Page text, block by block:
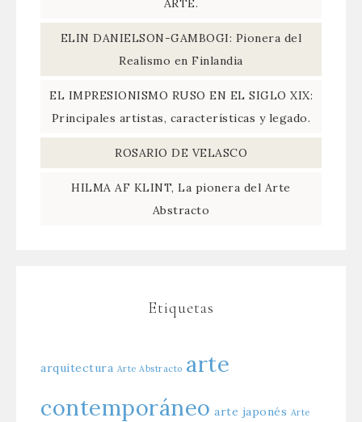
ELIN DANIELSON-GAMBOGI: Pionera del
Realismo en Finlandia
EL IMPRESIONISMO RUSO EN EL SIGLO XIX:
Principales artistas, características y legado.
ROSARIO DE VELASCO
HILMA AF KLINT, La pionera del Arte
Abstracto
Etiquetas
arquitectura Arte Abstracto arte
contemporáneo arte japonés Arte